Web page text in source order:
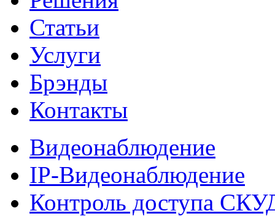
Статьи
Услуги
Брэнды
Контакты
Видеонаблюдение
IP-Видеонаблюдение
Контроль доступа